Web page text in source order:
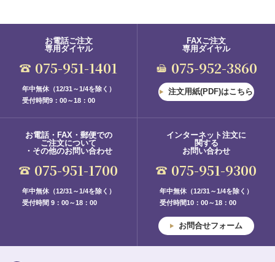
お電話ご注文
専用ダイヤル
075-951-1401
年中無休（12/31～1/4を除く）
受付時間9：00～18：00
FAXご注文
専用ダイヤル
075-952-3860
注文用紙(PDF)はこちら
お電話・FAX・郵便での
ご注文について
・その他のお問い合わせ
075-951-1700
年中無休（12/31～1/4を除く）
受付時間 9：00～18：00
インターネット注文に
関する
お問い合わせ
075-951-9300
年中無休（12/31～1/4を除く）
受付時間10：00～18：00
お問合せフォーム